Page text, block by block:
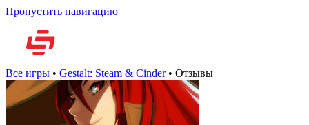
Пропустить навигацию
Все игры • Gestalt: Steam & Cinder• Отзывы